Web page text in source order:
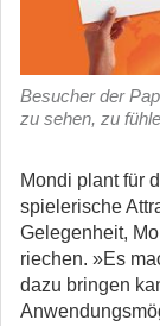
Besucher der
zu sehen, zu
Mondi plant für
spielerische
Gelegenheit,
riechen. »Es
dazu bringen